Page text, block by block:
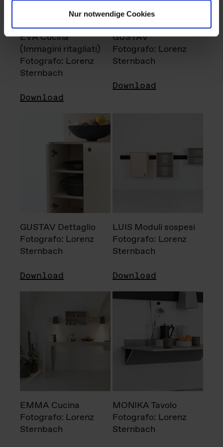
Nur notwendige Cookies
EVA Cucina
(Immagini ritagliati)
Fotografo: Lorenz
Sternbach
Download
GUSTAV
Fotografo: Lorenz
Sternbach
Download
GUSTAV Dettaglio
Fotografo: Lorenz
Sternbach
Download
LUIS Moduli sospesi
Fotografo: Lorenz
Sternbach
Download
EMMA Cucina
Fotografo: Lorenz
Sternbach
MONIKA Tavolo
Fotografo: Lorenz
Sternbach